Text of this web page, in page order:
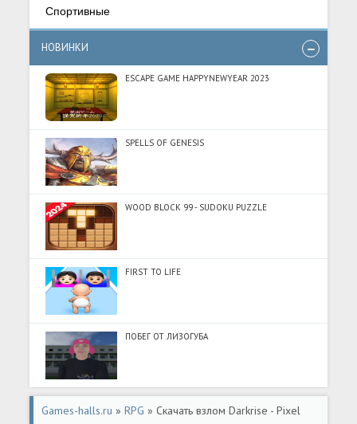
Спортивные
НОВИНКИ
ESCAPE GAME HAPPYNEWYEAR 2023
SPELLS OF GENESIS
WOOD BLOCK 99 - SUDOKU PUZZLE
FIRST TO LIFE
ПОБЕГ ОТ ЛИЗОГУБА
Games-halls.ru »RPG » Скачать взлом Darkrise - Pixel